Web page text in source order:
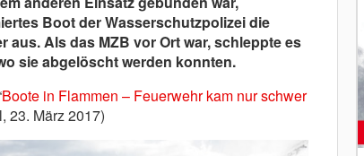
Boot der Wasserschutzpolizei die
aus. Als das MZB vor Ort war, schleppte es
sie abgelöscht werden konnten.
Boote in Flammen – Feuerwehr kam nur schwer
23. März 2017)